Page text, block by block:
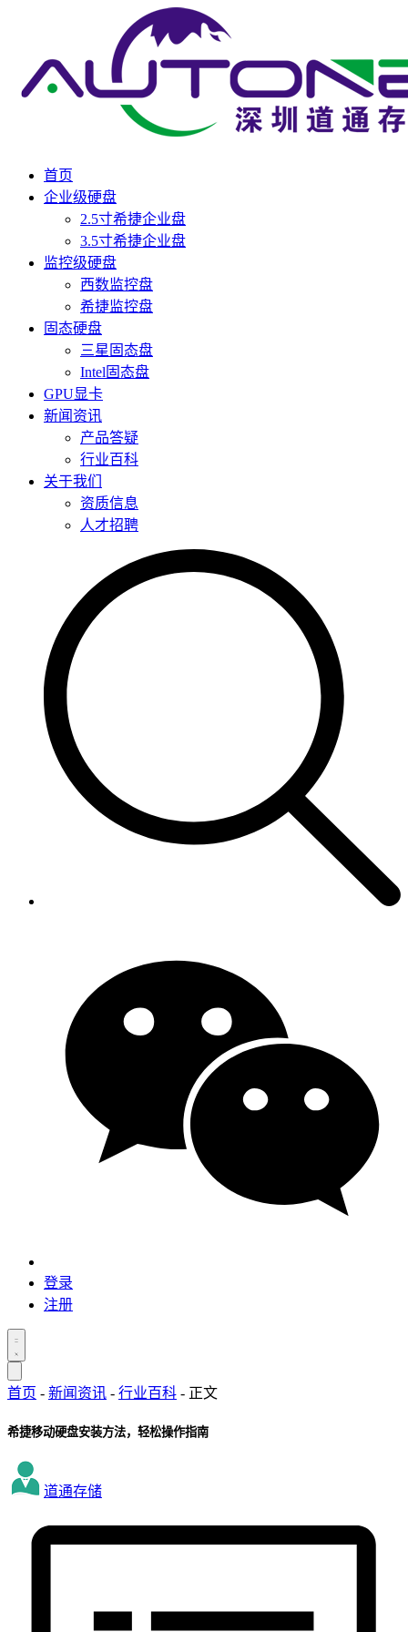
首页
企业级硬盘
2.5寸希捷企业盘
3.5寸希捷企业盘
监控级硬盘
西数监控盘
希捷监控盘
固态硬盘
三星固态盘
Intel固态盘
GPU显卡
新闻资讯
产品答疑
行业百科
关于我们
资质信息
人才招聘
登录
注册
首页 - 新闻资讯 - 行业百科 - 正文
希捷移动硬盘安装方法，轻松操作指南
道通存储